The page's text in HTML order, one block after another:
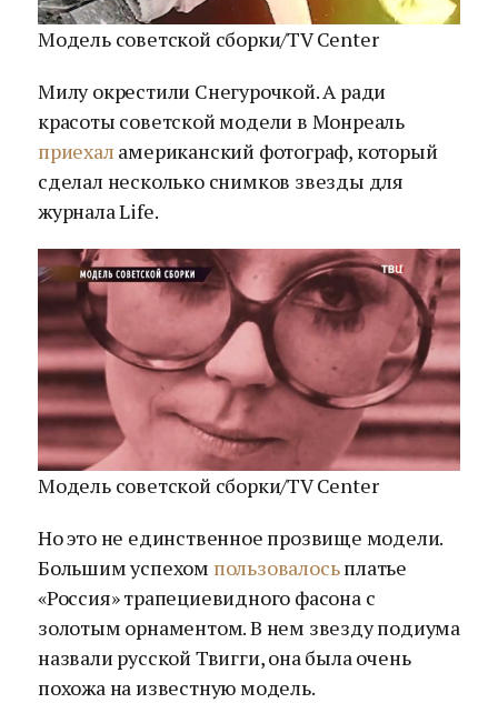
Модель советской сборки/TV Center
Милу окрестили Снегурочкой. А ради
красоты советской модели в Монреаль
приехал американский фотограф, который
сделал несколько снимков звезды для
журнала Life.
Модель советской сборки/TV Center
Но это не единственное прозвище модели.
Большим успехом пользовалосьплатье
«Россия» трапециевидного фасона с
золотым орнаментом. В нем звезду подиума
назвали русской Твигги, она была очень
похожа на известную модель.